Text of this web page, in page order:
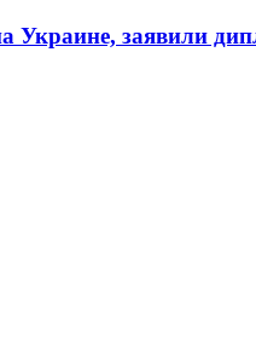
Украине, заявили